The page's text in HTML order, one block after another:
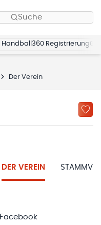
Suche
Handball360 Registrierung
Der Verein
DER VEREIN
Facebook